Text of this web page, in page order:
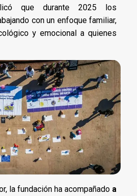
que durante 2025 los
con un enfoque familiar,
y emocional a quienes
la fundación ha acompañado a